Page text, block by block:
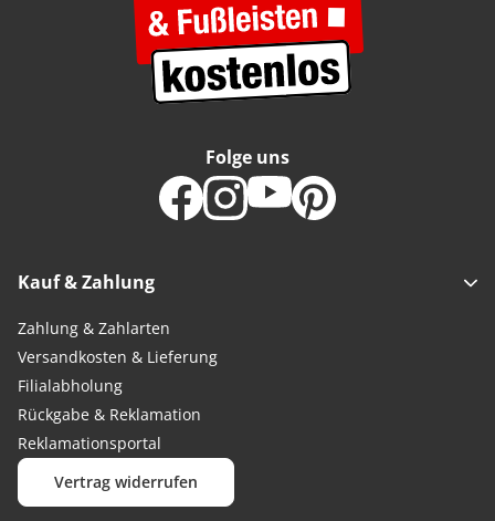
Kauf & Zahlung
Zahlung & Zahlarten
Versandkosten & Lieferung
Filialabholung
Rückgabe & Reklamation
Reklamationsportal
Vertrag widerrufen
Folge uns